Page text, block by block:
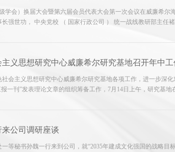
学会）换届大会暨第六届会员代表大会第一次会议在威廉希尔
强世功， 中央党校 （ 国家行政公司 ） 统一战线教研部主任褚
义思想研究中心威廉希尔研究基地召开年中工
主义思想研究中心威廉希尔研究基地各项工作，进一步深化
一刊”发表理论文章的组织筹备工作，7月14日上午，研究基地
公司调研座谈
等秘书孙魏一行来到公司，就“2035年建成文化强国的战略目